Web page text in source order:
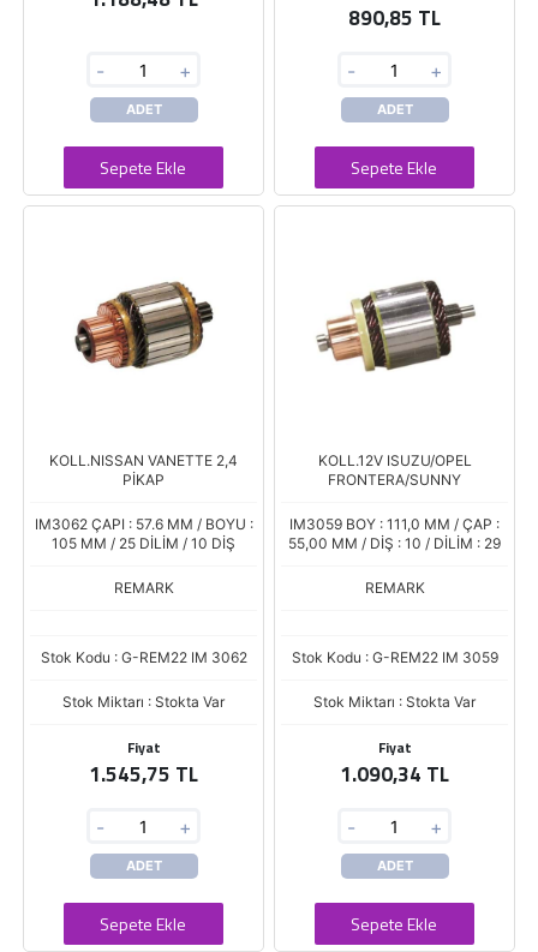
- +
ADET
Sepete Ekle
890,85 TL
- +
ADET
Sepete Ekle
KOLL.NISSAN VANETTE 2,4
PİKAP
IM3062 ÇAPI : 57.6 MM / BOYU :
105 MM / 25 DİLİM / 10 DİŞ
REMARK
Stok Kodu : G-REM22 IM 3062
Stok Miktarı : Stokta Var
Fiyat
1.545,75 TL
- +
ADET
Sepete Ekle
KOLL.12V ISUZU/OPEL
FRONTERA/SUNNY
IM3059 BOY : 111,0 MM / ÇAP :
55,00 MM / DİŞ : 10 / DİLİM : 29
REMARK
Stok Kodu : G-REM22 IM 3059
Stok Miktarı : Stokta Var
Fiyat
1.090,34 TL
- +
ADET
Sepete Ekle